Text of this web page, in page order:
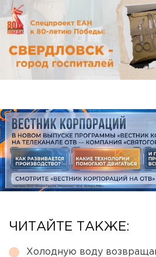
ЧИТАЙТЕ ТАКЖЕ:
Холодную воду